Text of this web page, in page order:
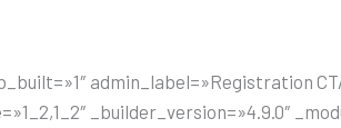
admin_label=»Registration
_builder_version=»4.9.0″